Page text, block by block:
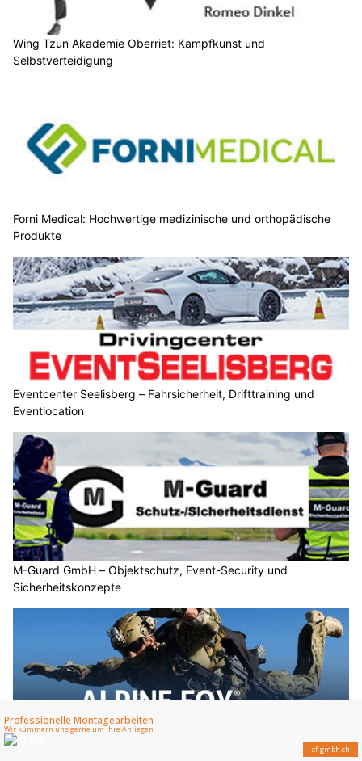
Wing Tzun Akademie Oberriet: Kampfkunst und
Selbstverteidigung
Forni Medical: Hochwertige medizinische und orthopädische
Produkte
Eventcenter Seelisberg – Fahrsicherheit, Drifttraining und
Eventlocation
M-Guard GmbH – Objektschutz, Event-Security und
Sicherheitskonzepte
Alpine Fox Shop: Equipment für Polizei, Militär, Security und